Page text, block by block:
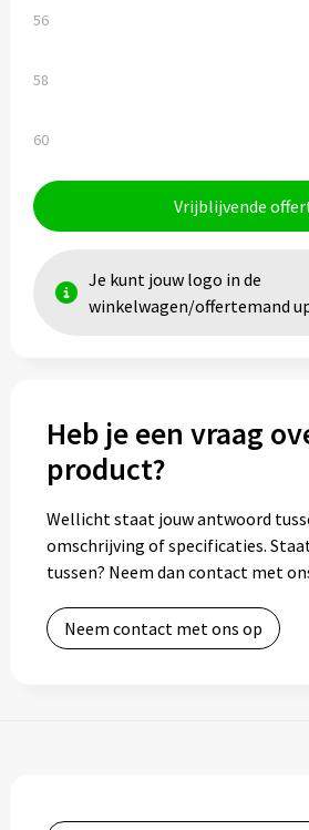
56
58
60
Vrijblijvende
Je kunt jouw logo in de
winkelwagen/offertemand
Heb je een vraag
product?
Wellicht staat jouw antwoord
omschrijving of specificaties.
tussen? Neem dan contact met
Neem contact met ons op